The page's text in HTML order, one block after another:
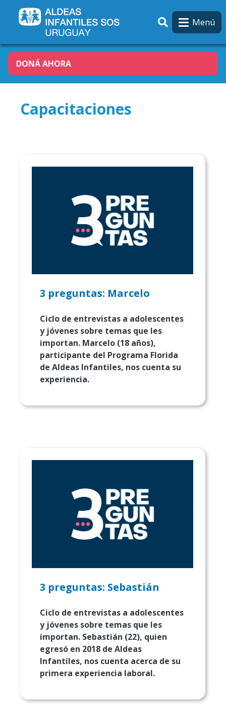
Menú
DONÁ AHORA
Capacitaciones
3 preguntas: Marcelo
Ciclo de entrevistas a adolescentes
y jóvenes sobre temas que les
importan. Marcelo (18 años),
participante del Programa Florida
de Aldeas Infantiles, nos cuenta su
experiencia.
3 preguntas: Sebastián
Ciclo de entrevistas a adolescentes
y jóvenes sobre temas que les
importan. Sebastián (22), quien
egresó en 2018 de Aldeas
Infantiles, nos cuenta acerca de su
primera experiencia laboral.